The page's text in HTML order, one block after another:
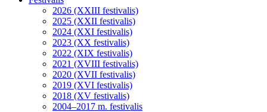
2026 (XXIII festivalis)
2025 (XXII festivalis)
2024 (XXI festivalis)
2023 (XX festivalis)
2022 (XIX festivalis)
2021 (XVIII festivalis)
2020 (XVII festivalis)
2019 (XVI festivalis)
2018 (XV festivalis)
2004–2017 m. festivalis